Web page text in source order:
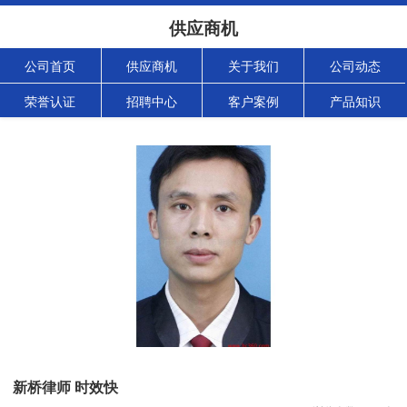
供应商机
公司首页 供应商机 关于我们 公司动态
荣誉认证 招聘中心 客户案例 产品知识
新桥律师 时效快